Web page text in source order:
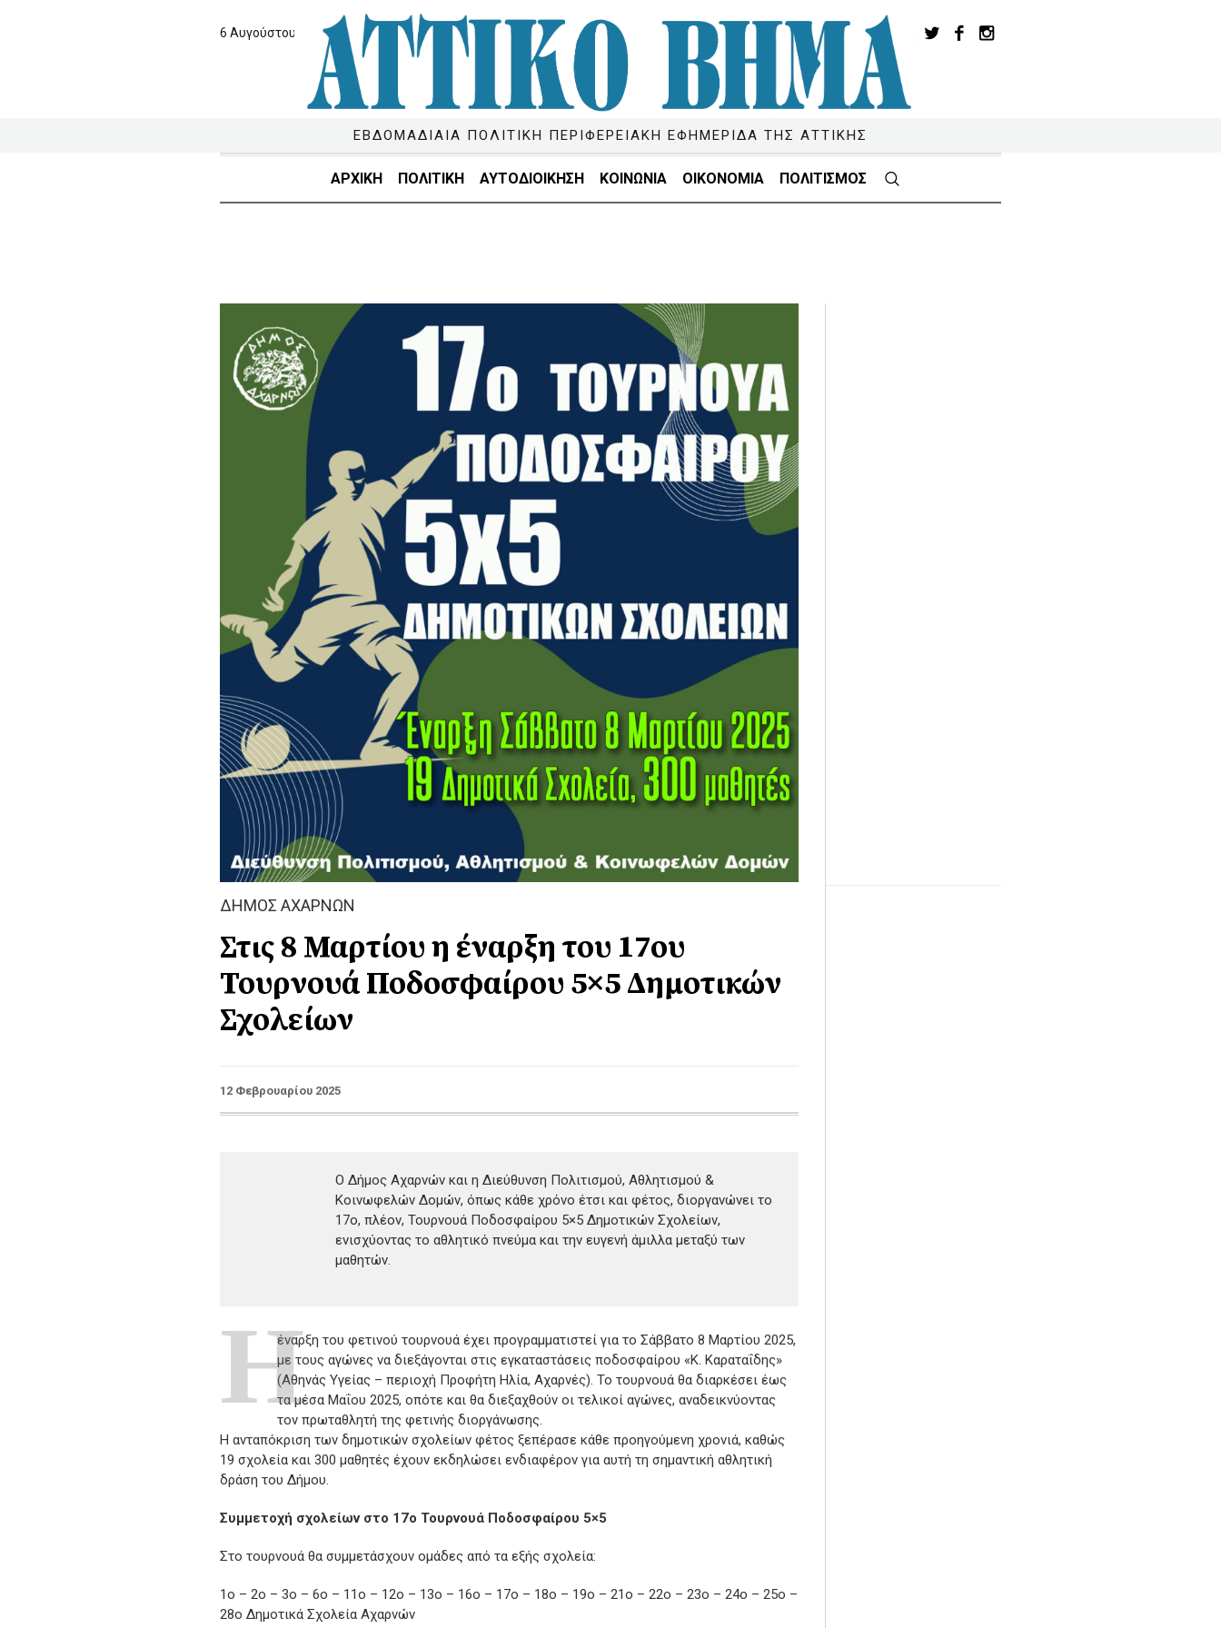
6 Αυγούστου 2026
ΕΒΔΟΜΑΔΙΑΙΑ ΠΟΛΙΤΙΚΗ ΠΕΡΙΦΕΡΕΙΑΚΗ ΕΦΗΜΕΡΙΔΑ ΤΗΣ ΑΤΤΙΚΗΣ
ΑΡΧΙΚΗ ΠΟΛΙΤΙΚΗ ΑΥΤΟΔΙΟΙΚΗΣΗ ΚΟΙΝΩΝΙΑ ΟΙΚΟΝΟΜΙΑ ΠΟΛΙΤΙΣΜΟΣ
ΔΗΜΟΣ ΑΧΑΡΝΩΝ
Στις 8 Μαρτίου η έναρξη του 17ου
Τουρνουά Ποδοσφαίρου 5×5 Δημοτικών
Σχολείων
12 Φεβρουαρίου 2025
Ο Δήμος Αχαρνών και η Διεύθυνση Πολιτισμού, Αθλητισμού &
Κοινωφελών Δομών, όπως κάθε χρόνο έτσι και φέτος, διοργανώνει το
17ο, πλέον, Τουρνουά Ποδοσφαίρου 5×5 Δημοτικών Σχολείων,
ενισχύοντας το αθλητικό πνεύμα και την ευγενή άμιλλα μεταξύ των
μαθητών.
Ηέναρξη του φετινού τουρνουά έχει προγραμματιστεί για το Σάββατο 8 Μαρτίου 2025,
με τους αγώνες να διεξάγονται στις εγκαταστάσεις ποδοσφαίρου «Κ. Καραταΐδης»
(Αθηνάς Υγείας – περιοχή Προφήτη Ηλία, Αχαρνές). Το τουρνουά θα διαρκέσει έως
τα μέσα Μαΐου 2025, οπότε και θα διεξαχθούν οι τελικοί αγώνες, αναδεικνύοντας
τον πρωταθλητή της φετινής διοργάνωσης.
Η ανταπόκριση των δημοτικών σχολείων φέτος ξεπέρασε κάθε προηγούμενη χρονιά, καθώς
19 σχολεία και 300 μαθητές έχουν εκδηλώσει ενδιαφέρον για αυτή τη σημαντική αθλητική
δράση του Δήμου.
Συμμετοχή σχολείων στο 17ο Τουρνουά Ποδοσφαίρου 5×5
Στο τουρνουά θα συμμετάσχουν ομάδες από τα εξής σχολεία:
1ο – 2ο – 3ο – 6ο – 11ο – 12ο – 13ο – 16ο – 17ο – 18ο – 19ο – 21ο – 22ο – 23ο – 24ο – 25ο –
28ο Δημοτικά Σχολεία Αχαρνών